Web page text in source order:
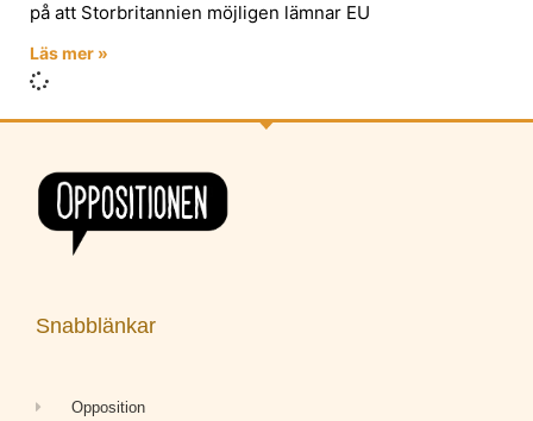
på att Storbritannien möjligen lämnar EU
Läs mer »
Snabblänkar
Opposition